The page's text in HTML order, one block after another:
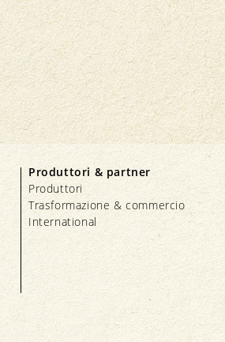
Produttori & partner
Produttori
Trasformazione & commercio
International